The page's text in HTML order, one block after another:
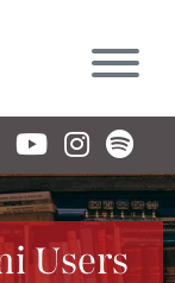
- 17.30 Friday
Users